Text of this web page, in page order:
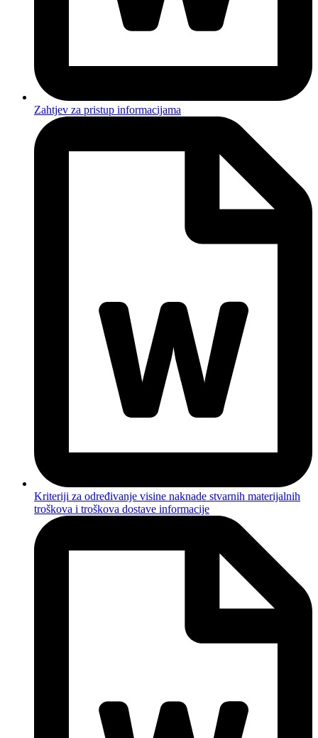
Zahtjev za pristup informacijama
Kriteriji za određivanje visine naknade stvarnih materijalnih
troškova i troškova dostave informacije